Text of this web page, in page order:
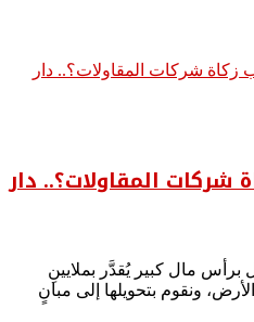
المقاولات؟.. دار
مال كبير يُقدَّر بملايينِ
ونقوم بتحويلها إلى مبانٍ